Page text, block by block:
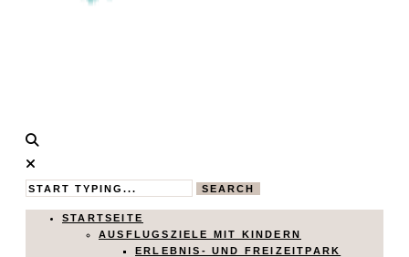
Calistas
Traum
MAMABLOG
SEARCH
STARTSEITE
AUSFLUGSZIELE MIT KINDERN
ERLEBNIS- UND FREIZEITPARK